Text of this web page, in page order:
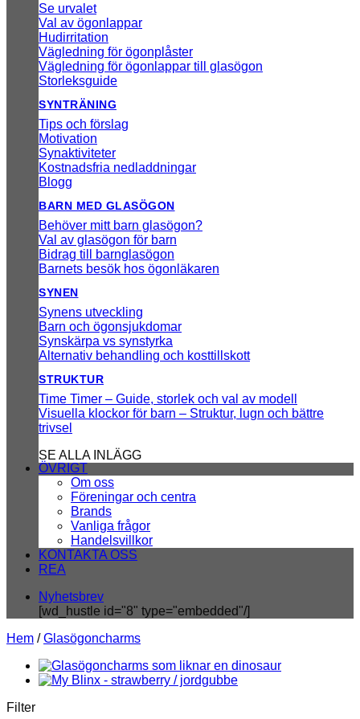
Se urvalet
Val av ögonlappar
Hudirritation
Vägledning för ögonplåster
Vägledning för ögonlappar till glasögon
Storleksguide
SYNTRÄNING
Tips och förslag
Motivation
Synaktiviteter
Kostnadsfria nedladdningar
Blogg
BARN MED GLASÖGON
Behöver mitt barn glasögon?
Val av glasögon för barn
Bidrag till barnglasögon
Barnets besök hos ögonläkaren
SYNEN
Synens utveckling
Barn och ögonsjukdomar
Synskärpa vs synstyrka
Alternativ behandling och kosttillskott
STRUKTUR
Time Timer – Guide, storlek och val av modell
Visuella klockor för barn – Struktur, lugn och bättre
trivsel
SE ALLA INLÄGG
ÖVRIGT
Om oss
Föreningar och centra
Brands
Vanliga frågor
Handelsvillkor
KONTAKTA OSS
REA
Nyhetsbrev
[wd_hustle id="8" type="embedded"/]
Hem / Glasögoncharms
Filter